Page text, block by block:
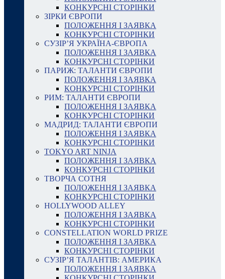
КОНКУРСНІ СТОРІНКИ
ЗІРКИ ЄВРОПИ
ПОЛОЖЕННЯ І ЗАЯВКА
КОНКУРСНІ СТОРІНКИ
СУЗІР’Я УКРАЇНА-ЄВРОПА
ПОЛОЖЕННЯ І ЗАЯВКА
КОНКУРСНІ СТОРІНКИ
ПАРИЖ: ТАЛАНТИ ЄВРОПИ
ПОЛОЖЕННЯ І ЗАЯВКА
КОНКУРСНІ СТОРІНКИ
РИМ: ТАЛАНТИ ЄВРОПИ
ПОЛОЖЕННЯ І ЗАЯВКА
КОНКУРСНІ СТОРІНКИ
МАДРИД: ТАЛАНТИ ЄВРОПИ
ПОЛОЖЕННЯ І ЗАЯВКА
КОНКУРСНІ СТОРІНКИ
TOKYO ART NINJA
ПОЛОЖЕННЯ І ЗАЯВКА
КОНКУРСНІ СТОРІНКИ
ТВОРЧА СОТНЯ
ПОЛОЖЕННЯ І ЗАЯВКА
КОНКУРСНІ СТОРІНКИ
HOLLYWOOD ALLEY
ПОЛОЖЕННЯ І ЗАЯВКА
КОНКУРСНІ СТОРІНКИ
CONSTELLATION WORLD PRIZE
ПОЛОЖЕННЯ І ЗАЯВКА
КОНКУРСНІ СТОРІНКИ
СУЗІР’Я ТАЛАНТІВ: АМЕРИКА
ПОЛОЖЕННЯ І ЗАЯВКА